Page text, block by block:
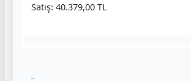
Satış: 40.379,00 TL